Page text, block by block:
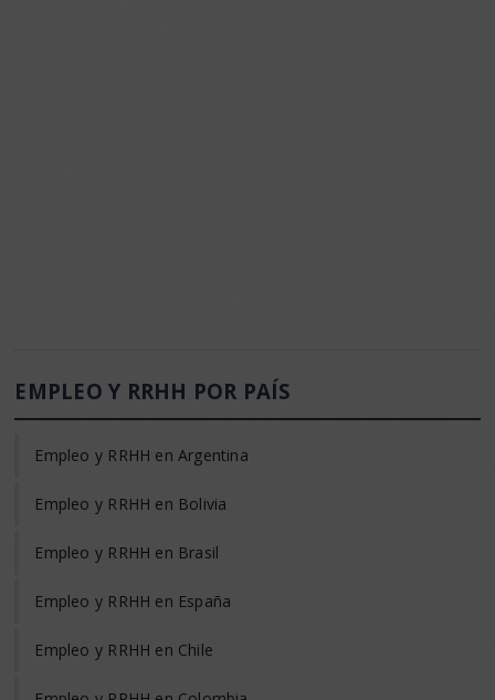
EMPLEO Y RRHH POR PAÍS
Empleo y RRHH en Argentina
Empleo y RRHH en Bolivia
Empleo y RRHH en Brasil
Empleo y RRHH en España
Empleo y RRHH en Chile